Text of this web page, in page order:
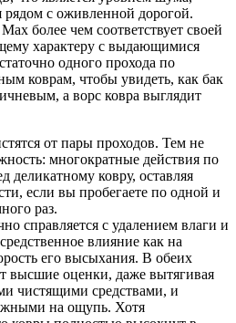
с оживленной дорогой.
более чем соответствует своей
характеру с выдающимися
одного прохода по
коврам, чтобы увидеть, как бак
а ворс ковра выглядит
от пары проходов. Тем не
многократные действия по
деликатному ковру, оставляя
если вы пробегаете по одной и
раз.
справляется с удалением влаги и
влияние как на
его высыхания. В обеих
высшие оценки, даже вытягивая
чистящими средствами, и
на ощупь. Хотя